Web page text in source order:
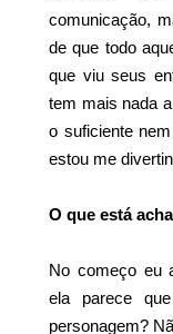
comunicação,
de que todo
que viu seus
tem mais nada
o suficiente
estou me
O que está
No começo eu
ela parece
personagem?